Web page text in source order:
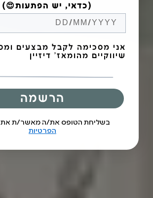
Birthday (😍כדאי, יש הפתעות)
הסכמה
אני מסכימה לקבל מבצעים
שיווקיים מהומאז' דיזיין
הרשמה
בשליחת הטופס את/ה מאשר/ת
הפרטיות